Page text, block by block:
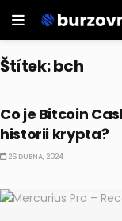
Štítek:bch
Co je Bitcoin
historii krypta?
26 DUBNA, 2024